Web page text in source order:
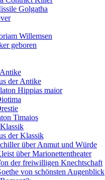
Golgatha
Willemsen
geboren
der Antike
Hippias maior
Timaios
der Klassik
über Anmut und Würde
über Marionettentheater
der freiwilligen Knechtschaft
von schönsten Augenblick